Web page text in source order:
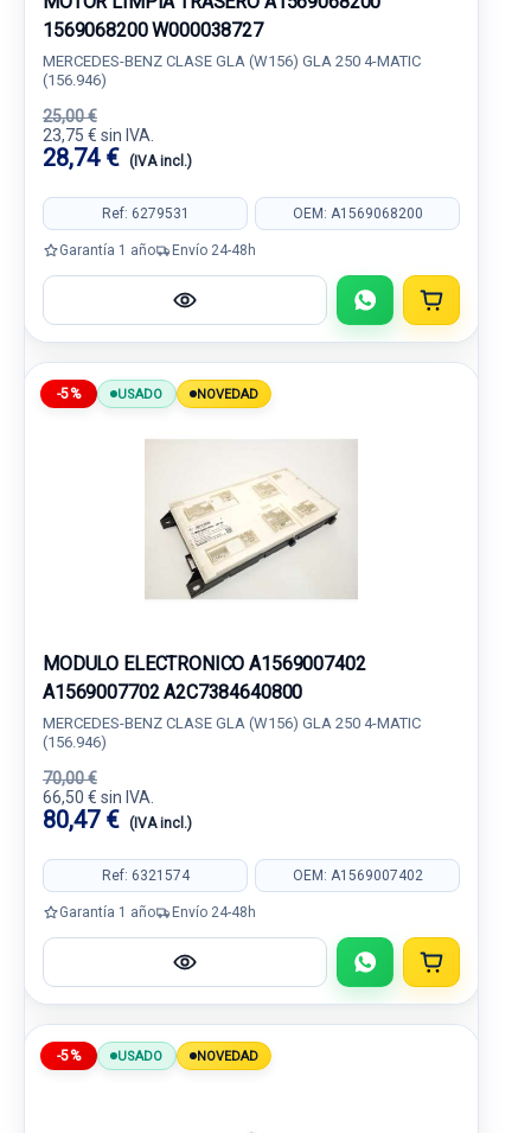
1569068200 W000038727
MERCEDES-BENZ CLASE GLA (W156) GLA 250 4-MATIC
(156.946)
25,00 €
23,75 € sin IVA.
28,74 € (IVA incl.)
Ref: 6279531 OEM: A1569068200
Garantía 1 año Envío 24-48h
-5% USADO NOVEDAD
MODULO ELECTRONICO A1569007402
A1569007702 A2C7384640800
MERCEDES-BENZ CLASE GLA (W156) GLA 250 4-MATIC
(156.946)
70,00 €
66,50 € sin IVA.
80,47 € (IVA incl.)
Ref: 6321574 OEM: A1569007402
Garantía 1 año Envío 24-48h
-5% USADO NOVEDAD